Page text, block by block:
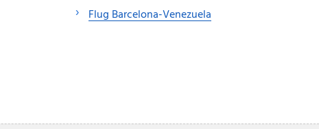
Flug Barcelona-Venezuela